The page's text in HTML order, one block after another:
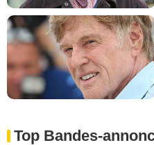
Top Bandes-